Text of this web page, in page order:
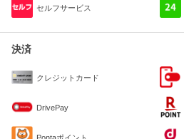
セルフサービス
決済
クレジットカード
DrivePay